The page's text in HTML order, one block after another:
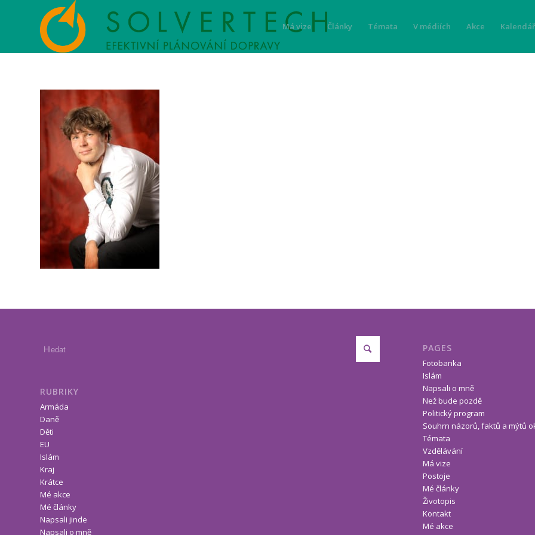
Má vize Články Témata V médiích Akce
RUBRIKY
Armáda
Daně
Děti
EU
Islám
Kraj
Krátce
Mé akce
Mé články
Napsali jinde
Napsali o mně
PAGES
Fotobanka
Islám
Napsali o mně
Než bude pozdě
Politický program
Souhrn názorů, faktů a mýtů
Témata
Vzdělávání
Má vize
Postoje
Mé články
Životopis
Kontakt
Mé akce